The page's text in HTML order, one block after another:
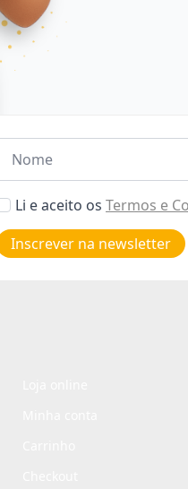
privacidade
Li e aceito os Termos e
Inscrever na newsletter